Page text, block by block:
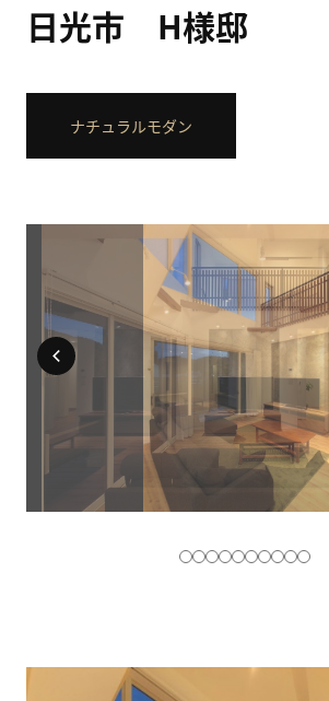
日光市 H様邸
ナチュラルモダン